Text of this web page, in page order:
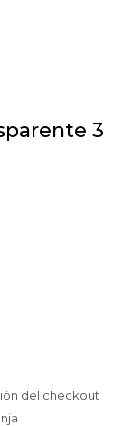
3
del checkout